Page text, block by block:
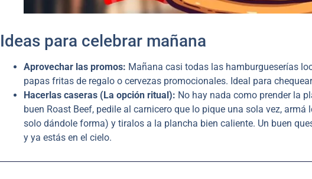
Ideas para celebrar mañana
Aprovechar las promos: Mañana casi todas las hamburgueserías
papas fritas de regalo o cervezas promocionales. Ideal para
Hacerlas caseras (La opción ritual): No hay nada como prender la
buen Roast Beef, pedile al carnicero que lo pique una sola vez,
solo dándole forma) y tiralos a la plancha bien caliente. Un buen
y ya estás en el cielo.